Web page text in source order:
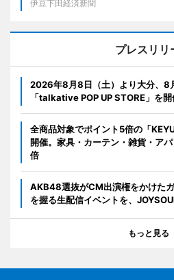
伊豆下田経済新聞
プレスリリ
2026年8月8日（土）より大分、8
「talkative POP UP STORE」を開
全商品対象でポイント5倍の「
開催。家具・カーテン・雑貨・ア
倍
AKB48選抜がCM出演権をかけた
を握る生配信イベントを、
もっと見る